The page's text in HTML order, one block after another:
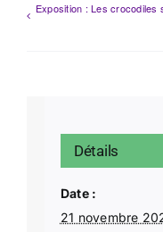
Exposition : Les crocodiles
Détails
Date :
21 novembre